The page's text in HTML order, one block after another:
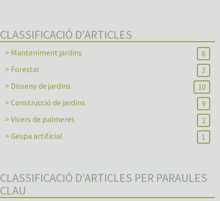
CLASSIFICACIÓ D'ARTICLES
> Manteniment jardins 6
> Forestal 3
> Disseny de jardins 10
> Construcció de jardins. 9
> Vivers de palmeres 2
> Gespa artificial 1
CLASSIFICACIÓ D’ARTICLES PER PARAULES
CLAU